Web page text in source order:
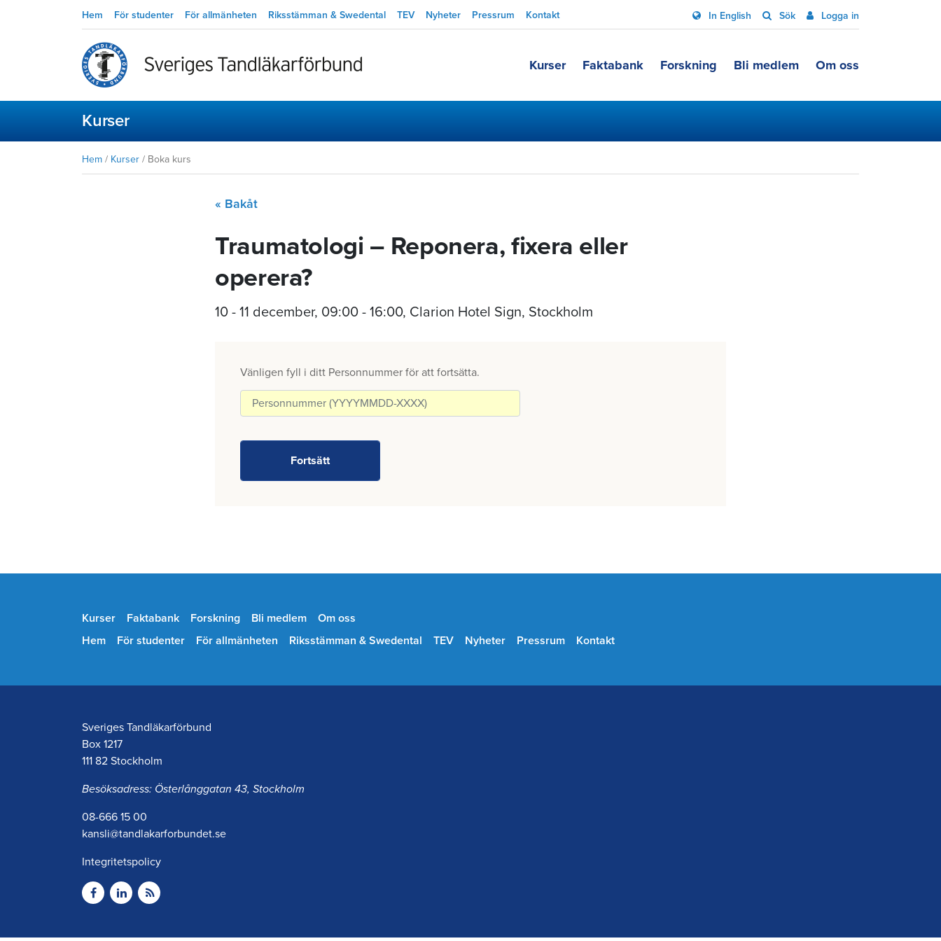
Hem För studenter För allmänheten Riksstämman & Swedental TEV Nyheter Pressrum Kontakt In English Sök Logga in
Kurser Faktabank Forskning Bli medlem Om oss
Kurser
Hem / Kurser / Boka kurs
« Bakåt
Traumatologi – Reponera, fixera eller
operera?
10 - 11 december, 09:00 - 16:00, Clarion Hotel Sign, Stockholm
Vänligen fyll i ditt Personnummer för att fortsätta.
Kurser Faktabank Forskning Bli medlem
Om oss
Hem
För studenter För allmänheten Riksstämman & Swedental TEV Nyheter Pressrum Kontakt
Sveriges Tandläkarförbund
Box 1217
111 82 Stockholm
Besöksadress: Österlånggatan 43, Stockholm
08-666 15 00
kansli@tandlakarforbundet.se
Integritetspolicy